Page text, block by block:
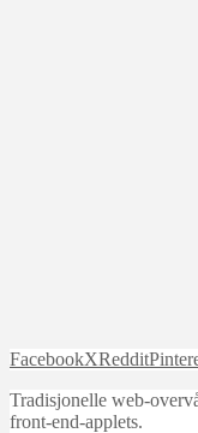
FacebookXReddit
Tradisjonelle web-
front-end-applets.